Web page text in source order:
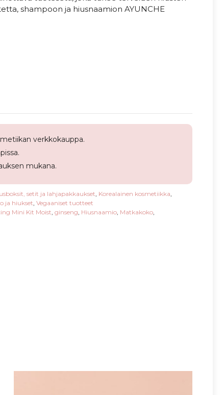
shampoon ja hiusnaamion AYUNCHE
verkkokauppa.
mukana.
setit ja lahjapakkaukset Korealainen kosmetiikka
ja hiukset Vegaaniset tuotteet
Mini Kit Moist ginseng Hiusnaamio, Matkakoko,